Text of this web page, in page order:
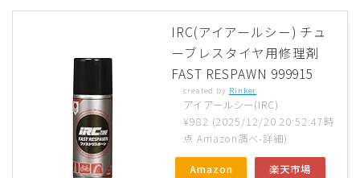
IRC(アイアールシー) チュ
ーブレスタイヤ用修理剤
FAST RESPAWN 999915
created by Rinker
アイアールシー(IRC)
¥982 (2025/12/20 20:52:47時
点 Amazon調べ-詳細)
Amazon 楽天市場